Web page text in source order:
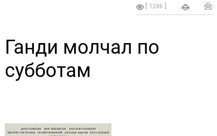
1246
Ганди молчал по
субботам